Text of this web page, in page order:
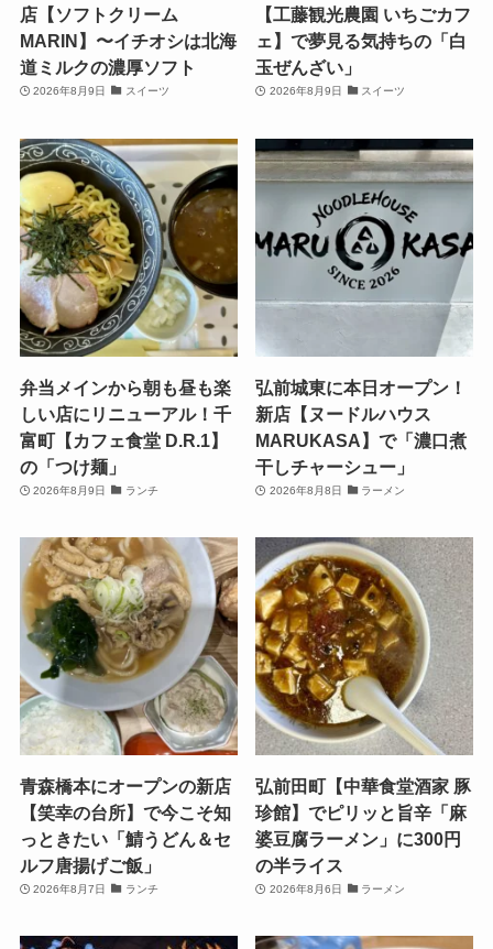
店【ソフトクリーム
MARIN】〜イチオシは北海
道ミルクの濃厚ソフト
2026年8月9日 スイーツ
【工藤観光農園 いちごカフ
ェ】で夢見る気持ちの「白
玉ぜんざい」
2026年8月9日 スイーツ
弁当メインから朝も昼も楽
しい店にリニューアル！千
富町【カフェ食堂 D.R.1】
の「つけ麺」
2026年8月9日 ランチ
弘前城東に本日オープン！
新店【ヌードルハウス
MARUKASA】で「濃口煮
干しチャーシュー」
2026年8月8日 ラーメン
青森橋本にオープンの新店
【笑幸の台所】で今こそ知
っときたい「鯖うどん＆セ
ルフ唐揚げご飯」
2026年8月7日 ランチ
弘前田町【中華食堂酒家 豚
珍館】でピリッと旨辛「麻
婆豆腐ラーメン」に300円
の半ライス
2026年8月6日 ラーメン